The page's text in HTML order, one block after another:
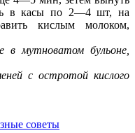
в касы по 2—4 шт, на
кислым молоком,
мутноватом бульоне,
с остротой кислого
советы